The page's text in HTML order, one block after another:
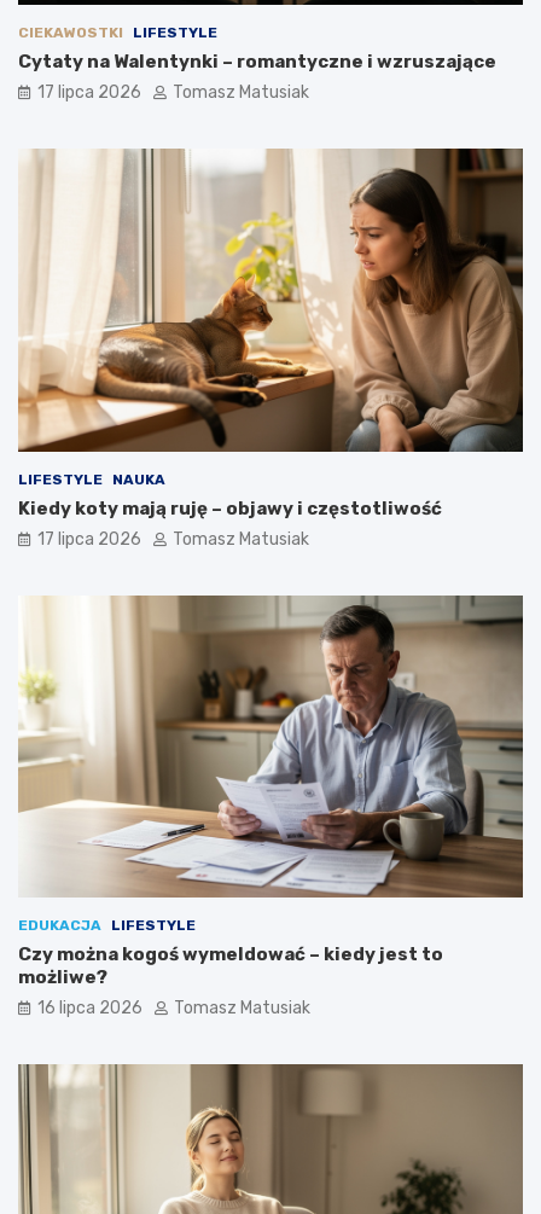
CIEKAWOSTKI LIFESTYLE
Cytaty na Walentynki – romantyczne i wzruszające
17 lipca 2026 Tomasz Matusiak
LIFESTYLE NAUKA
Kiedy koty mają ruję – objawy i częstotliwość
17 lipca 2026 Tomasz Matusiak
EDUKACJA LIFESTYLE
Czy można kogoś wymeldować – kiedy jest to
możliwe?
16 lipca 2026 Tomasz Matusiak